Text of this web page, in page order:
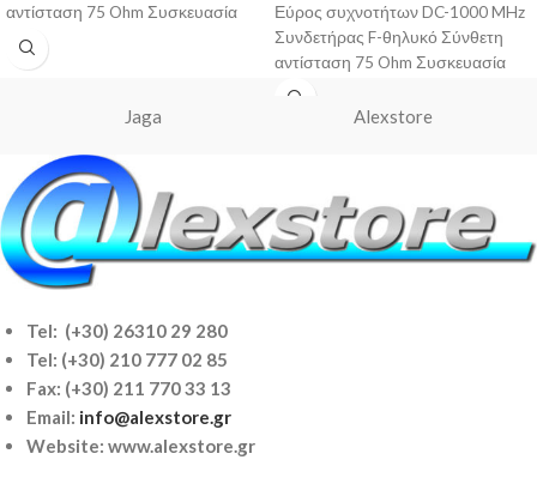
αντίσταση 75 Ohm Συσκευασία
1 pcs
Εύρος συχνοτήτων DC-1000 MHz
Συνδετήρας F-θηλυκό Σύνθετη
αντίσταση 75 Ohm Συσκευασία
10 pcs
Jaga Alexstore
Tel: (+30) 26310 29 280
Tel: (+30) 210 777 02 85
Fax: (+30) 211 770 33 13
Email: info@alexstore.gr
Website: www.alexstore.gr